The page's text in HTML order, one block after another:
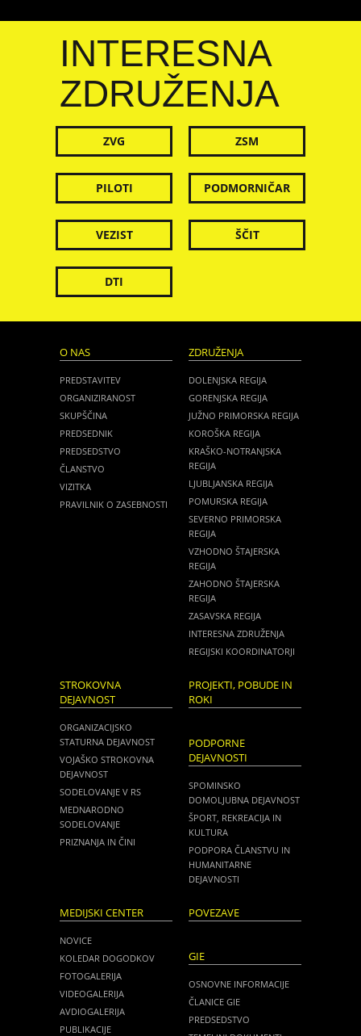
INTERESNA
ZDRUŽENJA
ZVG ZSM
PILOTI PODMORNIČAR
VEZIST ŠČIT
DTI
O NAS
PREDSTAVITEV
ORGANIZIRANOST
SKUPŠČINA
PREDSEDNIK
PREDSEDSTVO
ČLANSTVO
VIZITKA
PRAVILNIK O ZASEBNOSTI
ZDRUŽENJA
DOLENJSKA REGIJA
GORENJSKA REGIJA
JUŽNO PRIMORSKA REGIJA
KOROŠKA REGIJA
KRAŠKO-NOTRANJSKA
REGIJA
LJUBLJANSKA REGIJA
POMURSKA REGIJA
SEVERNO PRIMORSKA
REGIJA
VZHODNO ŠTAJERSKA
REGIJA
ZAHODNO ŠTAJERSKA
REGIJA
ZASAVSKA REGIJA
INTERESNA ZDRUŽENJA
REGIJSKI KOORDINATORJI
STROKOVNA
DEJAVNOST
ORGANIZACIJSKO
STATURNA DEJAVNOST
VOJAŠKO STROKOVNA
DEJAVNOST
SODELOVANJE V RS
MEDNARODNO
SODELOVANJE
PRIZNANJA IN ČINI
PROJEKTI, POBUDE IN
ROKI
PODPORNE
DEJAVNOSTI
SPOMINSKO
DOMOLJUBNA DEJAVNOST
ŠPORT, REKREACIJA IN
KULTURA
PODPORA ČLANSTVU IN
HUMANITARNE
DEJAVNOSTI
MEDIJSKI CENTER
NOVICE
KOLEDAR DOGODKOV
FOTOGALERIJA
VIDEOGALERIJA
AVDIOGALERIJA
PUBLIKACIJE
POVEZAVE
GIE
OSNOVNE INFORMACIJE
ČLANICE GIE
PREDSEDSTVO